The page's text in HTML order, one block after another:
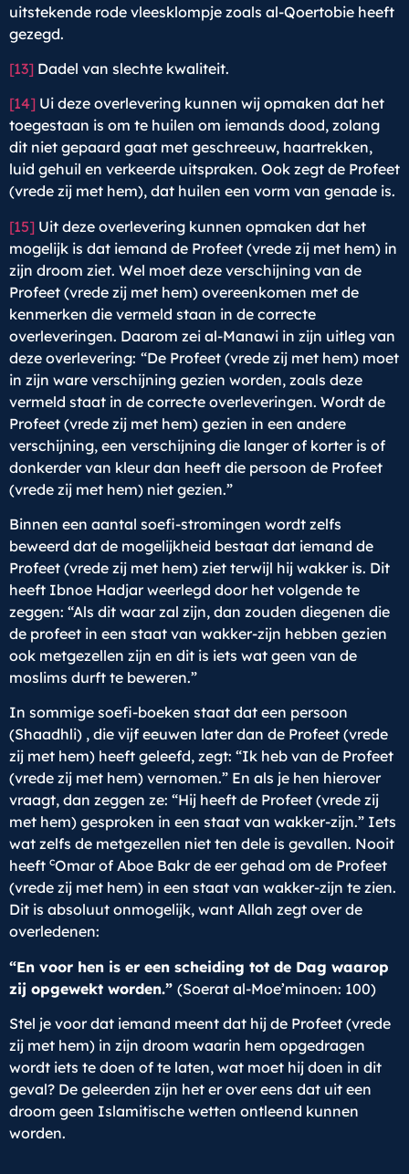
uitstekende rode vleesklompje zoals al-Qoertobie heeft
gezegd.
[13] Dadel van slechte kwaliteit.
[14] Ui deze overlevering kunnen wij opmaken dat het
toegestaan is om te huilen om iemands dood, zolang
dit niet gepaard gaat met geschreeuw, haartrekken,
luid gehuil en verkeerde uitspraken. Ook zegt de Profeet
(vrede zij met hem), dat huilen een vorm van genade is.
[15] Uit deze overlevering kunnen opmaken dat het
mogelijk is dat iemand de Profeet (vrede zij met hem) in
zijn droom ziet. Wel moet deze verschijning van de
Profeet (vrede zij met hem) overeenkomen met de
kenmerken die vermeld staan in de correcte
overleveringen. Daarom zei al-Manawi in zijn uitleg van
deze overlevering: “De Profeet (vrede zij met hem) moet
in zijn ware verschijning gezien worden, zoals deze
vermeld staat in de correcte overleveringen. Wordt de
Profeet (vrede zij met hem) gezien in een andere
verschijning, een verschijning die langer of korter is of
donkerder van kleur dan heeft die persoon de Profeet
(vrede zij met hem) niet gezien.”
Binnen een aantal soefi-stromingen wordt zelfs
beweerd dat de mogelijkheid bestaat dat iemand de
Profeet (vrede zij met hem) ziet terwijl hij wakker is. Dit
heeft Ibnoe Hadjar weerlegd door het volgende te
zeggen: “Als dit waar zal zijn, dan zouden diegenen die
de profeet in een staat van wakker-zijn hebben gezien
ook metgezellen zijn en dit is iets wat geen van de
moslims durft te beweren.”
In sommige soefi-boeken staat dat een persoon
(Shaadhli) , die vijf eeuwen later dan de Profeet (vrede
zij met hem) heeft geleefd, zegt: “Ik heb van de Profeet
(vrede zij met hem) vernomen.” En als je hen hierover
vraagt, dan zeggen ze: “Hij heeft de Profeet (vrede zij
met hem) gesproken in een staat van wakker-zijn.” Iets
wat zelfs de metgezellen niet ten dele is gevallen. Nooit
heeft cOmar of Aboe Bakr de eer gehad om de Profeet
(vrede zij met hem) in een staat van wakker-zijn te zien.
Dit is absoluut onmogelijk, want Allah zegt over de
overledenen:
“En voor hen is er een scheiding tot de Dag waarop
zij opgewekt worden.” (Soerat al-Moe’minoen: 100)
Stel je voor dat iemand meent dat hij de Profeet (vrede
zij met hem) in zijn droom waarin hem opgedragen
wordt iets te doen of te laten, wat moet hij doen in dit
geval? De geleerden zijn het er over eens dat uit een
droom geen Islamitische wetten ontleend kunnen
worden.